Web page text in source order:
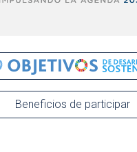
Beneficios de participar